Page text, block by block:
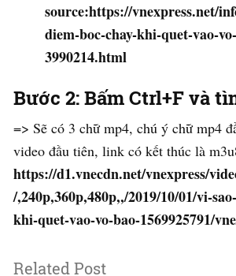
source:https://vnexpress.net/
diem-boc-chay-khi-quet-vao-
3990214.html
Bước 2: Bấm Ctrl+F và
=> Sẽ có 3 chữ mp4, chú ý chữ mp4
video đầu tiên, link có kết thúc là
https://d1.vnecdn.net/vnexpress/
/,240p,360p,480p,,/2019/10/01/vi-
khi-quet-vao-vo-bao-1569925791/
Related Post